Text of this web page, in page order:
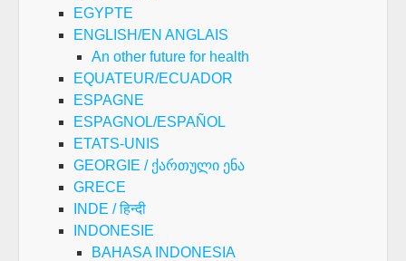
EGYPTE
ENGLISH/EN ANGLAIS
An other future for health
EQUATEUR/ECUADOR
ESPAGNE
ESPAGNOL/ESPAÑOL
ETATS-UNIS
GEORGIE / ქართული ენა
GRECE
INDE / हिन्दी
INDONESIE
BAHASA INDONESIA